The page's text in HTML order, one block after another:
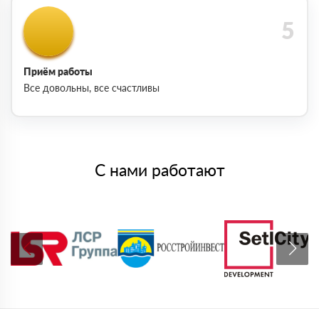
Приём работы
Все довольны, все счастливы
С нами работают